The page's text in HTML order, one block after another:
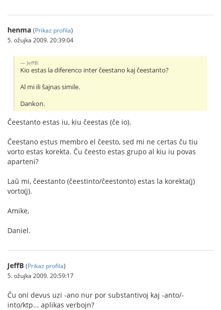
henma (Prikaz profila)
5. ožujka 2009. 20:39:04
JeffB:
Kio estas la diferenco inter ĉeestano kaj ĉeestanto?
Al mi ili ŝajnas simile.
Dankon.
Ĉeestanto estas iu, kiu ĉeestas (ĉe io).
Ĉeestano estus membro el ĉeesto, sed mi ne certas ĉu tiu
vorto estas korekta. Ĉu ĉeesto estas grupo al kiu iu povas
aparteni?
Laŭ mi, ĉeestanto (ĉeestinto/ĉeestonto) estas la korekta(j)
vorto(j).
Amike,
Daniel.
JeffB (Prikaz profila)
5. ožujka 2009. 20:59:17
Ĉu oni devus uzi -ano nur por substantivoj kaj -anto/-
into/ktp... aplikas verbojn?